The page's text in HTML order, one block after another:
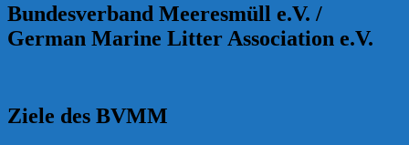
Bundesverband Meeresmüll e.V. /
German Marine Litter Association e.V.
Ziele des BVMM